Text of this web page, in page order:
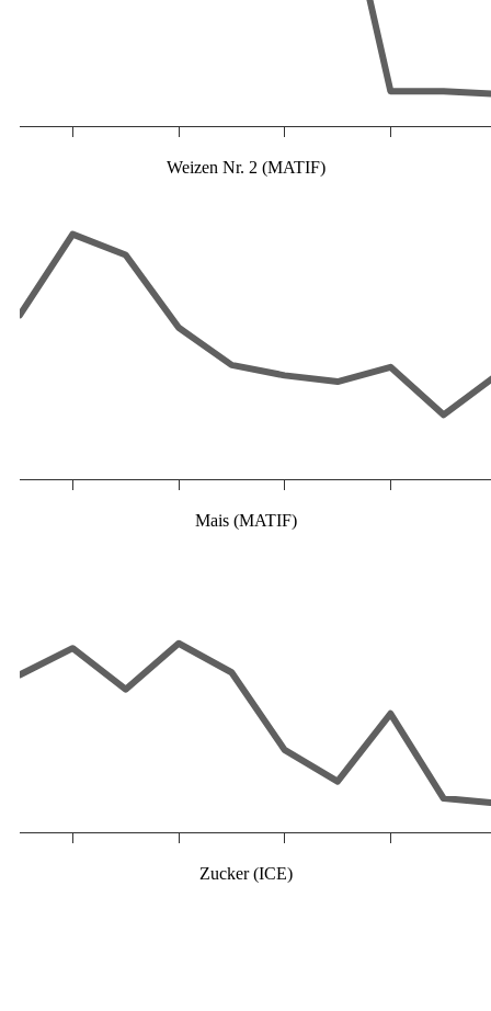
Weizen Nr. 2 (MATIF)
Mais (MATIF)
Zucker (ICE)